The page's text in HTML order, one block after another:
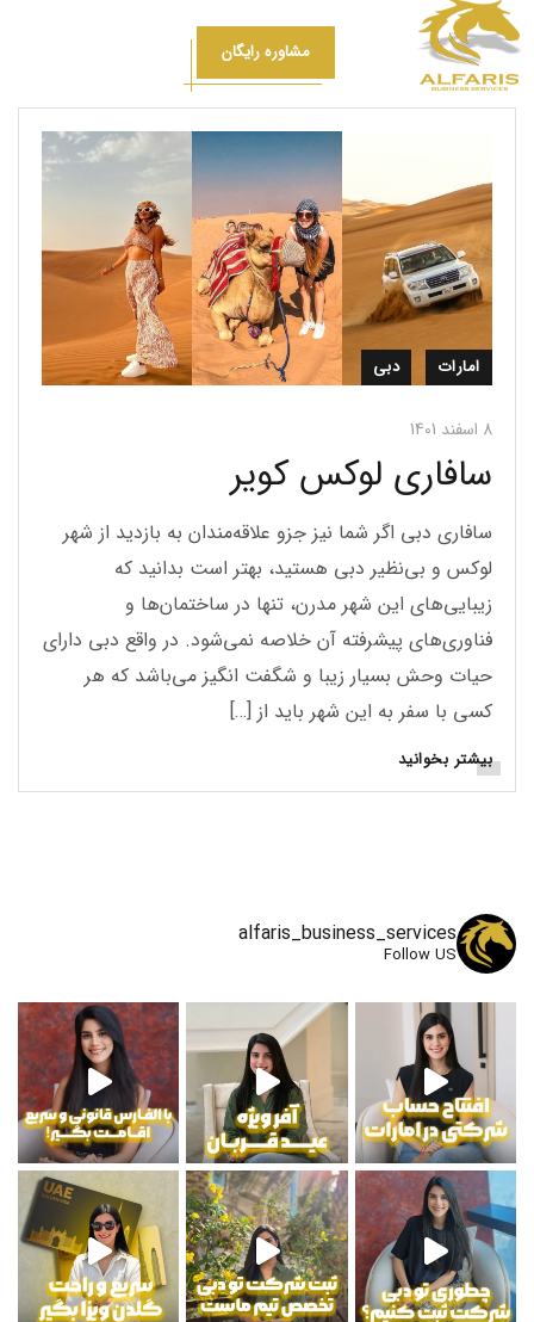
مشاوره رایگان
امارات دبی
8 اسفند 1401
سافاری لوکس کویر
سافاری دبی اگر شما نیز جزو علاقه‌مندان به بازدید از شهر
لوکس و بی‌نظیر دبی هستید، بهتر است بدانید که
زیبایی‌های این شهر مدرن، تنها در ساختمان‌ها و
فناوری‌های پیشرفته آن خلاصه نمی‌شود. در واقع دبی دارای
حیات وحش بسیار زیبا و شگفت انگیز می‌باشد که هر
کسی با سفر به این شهر باید از […]
بیشتر بخوانید
alfaris_business_services
Follow US